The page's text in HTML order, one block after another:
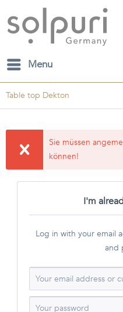
Menu
Table top Dekton
Sie müssen
können!
I'm
Log in with your email
and